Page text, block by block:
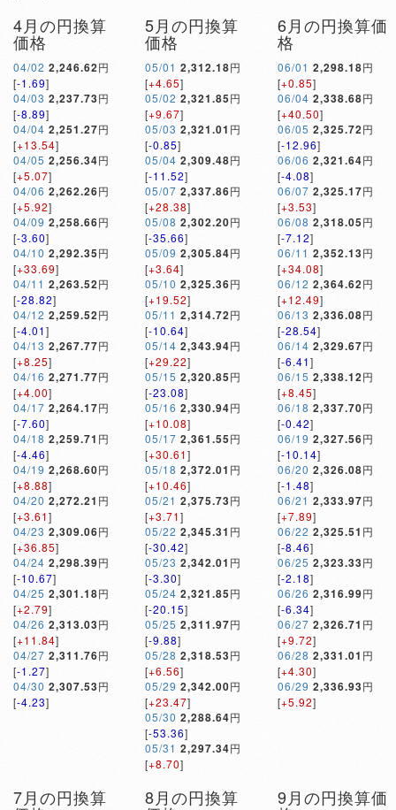
4月の円換算
価格
04/02 2,246.62円
[-1.69]
04/03 2,237.73円
[-8.89]
04/04 2,251.27円
[+13.54]
04/05 2,256.34円
[+5.07]
04/06 2,262.26円
[+5.92]
04/09 2,258.66円
[-3.60]
04/10 2,292.35円
[+33.69]
04/11 2,263.52円
[-28.82]
04/12 2,259.52円
[-4.01]
04/13 2,267.77円
[+8.25]
04/16 2,271.77円
[+4.00]
04/17 2,264.17円
[-7.60]
04/18 2,259.71 円
[-4.46]
04/19 2,268.60円
[+8.88]
04/20 2,272.21 円
[+3.61]
04/23 2,309.06円
[+36.85]
04/24 2,298.39円
[-10.67]
04/25 2,301.18円
[+2.79]
04/26 2,313.03円
[+11.84]
04/27 2,311.76円
[-1.27]
04/30 2,307.53円
[-4.23]
5月の円換算
価格
05/01 2,312.18円
[+4.65]
05/02 2,321.85円
[+9.67]
05/03 2,321.01 円
[-0.85]
05/04 2,309.48円
[-11.52]
05/07 2,337.86円
[+28.38]
05/08 2,302.20円
[-35.66]
05/09 2,305.84円
[+3.64]
05/10 2,325.36円
[+19.52]
05/11 2,314.72円
[-10.64]
05/14 2,343.94円
[+29.22]
05/15 2,320.85円
[-23.08]
05/16 2,330.94円
[+10.08]
05/17 2,361.55円
[+30.61]
05/18 2,372.01 円
[+10.46]
05/21 2,375.73円
[+3.71]
05/22 2,345.31 円
[-30.42]
05/23 2,342.01 円
[-3.30]
05/24 2,321.85円
[-20.15]
05/25 2,311.97円
[-9.88]
05/28 2,318.53円
[+6.56]
05/29 2,342.00円
[+23.47]
05/30 2,288.64円
[-53.36]
05/31 2,297.34円
[+8.70]
6月の円換算価
格
06/01 2,298.18円
[+0.85]
06/04 2,338.68円
[+40.50]
06/05 2,325.72円
[-12.96]
06/06 2,321.64円
[-4.08]
06/07 2,325.17円
[+3.53]
06/08 2,318.05円
[-7.12]
06/11 2,352.13円
[+34.08]
06/12 2,364.62円
[+12.49]
06/13 2,336.08円
[-28.54]
06/14 2,329.67円
[-6.41]
06/15 2,338.12円
[+8.45]
06/18 2,337.70円
[-0.42]
06/19 2,327.56円
[-10.14]
06/20 2,326.08円
[-1.48]
06/21 2,333.97円
[+7.89]
06/22 2,325.51 円
[-8.46]
06/25 2,323.33円
[-2.18]
06/26 2,316.99円
[-6.34]
06/27 2,326.71 円
[+9.72]
06/28 2,331.01 円
[+4.30]
06/29 2,336.93円
[+5.92]
7月の円換算 8月の円換算 9月の円換算価